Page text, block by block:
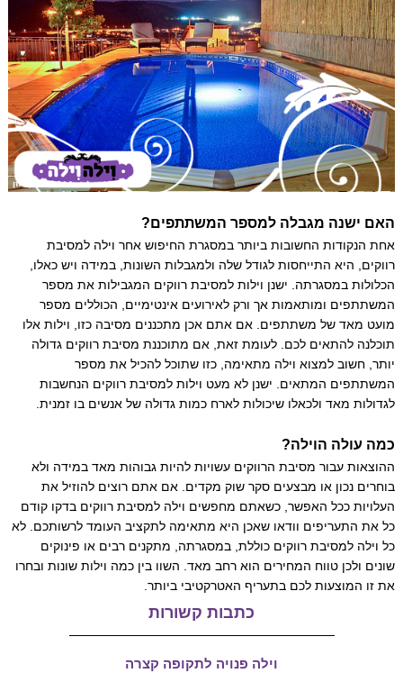
האם ישנה מגבלה למספר המשתתפים?
אחת הנקודות החשובות ביותר במסגרת החיפוש אחר וילה למסיבת
רווקים, היא התייחסות לגודל שלה ולמגבלות השונות, במידה ויש כאלו,
הכלולות במסגרתה. ישנן וילות למסיבת רווקים המגבילות את מספר
המשתתפים ומותאמות אך ורק לאירועים אינטימיים, הכוללים מספר
מועט מאד של משתתפים. אם אתם אכן מתכננים מסיבה כזו, וילות אלו
תוכלנה להתאים לכם. לעומת זאת, אם מתוכננת מסיבת רווקים גדולה
יותר, חשוב למצוא וילה מתאימה, כזו שתוכל להכיל את מספר
המשתתפים המתאים. ישנן לא מעט וילות למסיבת רווקים הנחשבות
לגדולות מאד ולכאלו שיכולות לארח כמות גדולה של אנשים בו זמנית.
כמה עולה הוילה?
ההוצאות עבור מסיבת הרווקים עשויות להיות גבוהות מאד במידה ולא
בוחרים נכון או מבצעים סקר שוק מקדים. אם אתם רוצים להוזיל את
העלויות ככל האפשר, כשאתם מחפשים וילה למסיבת רווקים בדקו קודם
כל את התעריפים וודאו שאכן היא מתאימה לתקציב העומד לרשותכם. לא
כל וילה למסיבת רווקים כוללת, במסגרתה, מתקנים רבים או פינוקים
שונים ולכן טווח המחירים הוא רחב מאד. השוו בין כמה וילות שונות ובחרו
את זו המוצעות לכם בתעריף האטרקטיבי ביותר.
כתבות קשורות
וילה פנויה לתקופה קצרה